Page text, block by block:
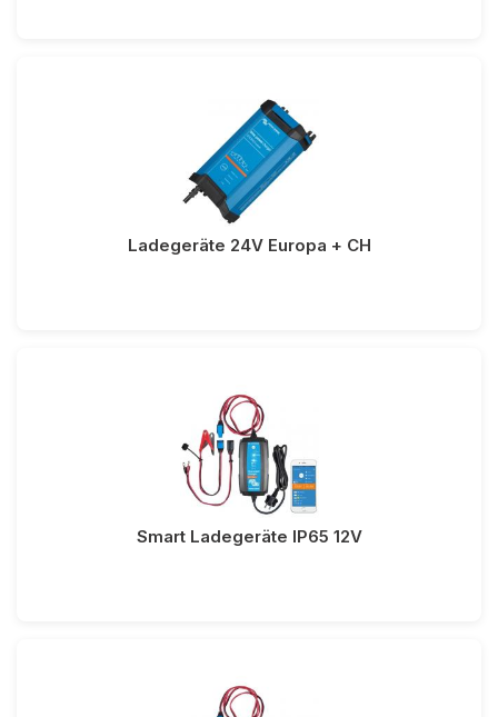
Ladegeräte 24V Europa + CH
Smart Ladegeräte IP65 12V